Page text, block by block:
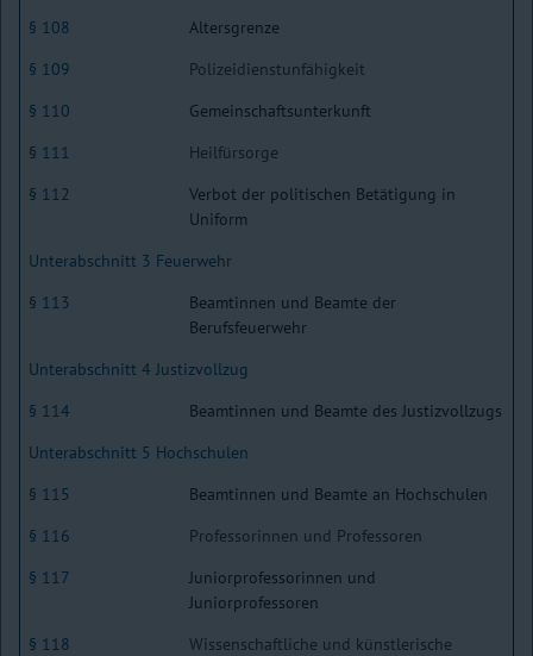
§ 108
Altersgrenze
§ 109
Polizeidienstunfähigkeit
§ 110
Gemeinschaftsunterkunft
§ 111
Heilfürsorge
§ 112
Verbot der politischen Betätigung in
Uniform
Unterabschnitt 3 Feuerwehr
§ 113
Beamtinnen und Beamte der
Berufsfeuerwehr
Unterabschnitt 4 Justizvollzug
§ 114
Beamtinnen und Beamte des Justizvollzugs
Unterabschnitt 5 Hochschulen
§ 115
Beamtinnen und Beamte an Hochschulen
§ 116
Professorinnen und Professoren
§ 117
Juniorprofessorinnen und
Juniorprofessoren
§ 118
Wissenschaftliche und künstlerische